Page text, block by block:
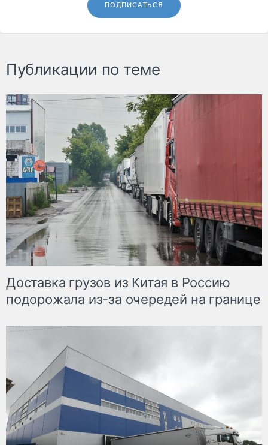
ПОДПИСАТЬСЯ
Публикации по теме
Доставка грузов из Китая в Россию
подорожала из-за очередей на границе